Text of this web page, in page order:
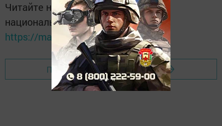
Читайте новости Татарстана в
национальном мессенджере MАХ:
https://max.ru/tatmedia
Перейти на страницу новости